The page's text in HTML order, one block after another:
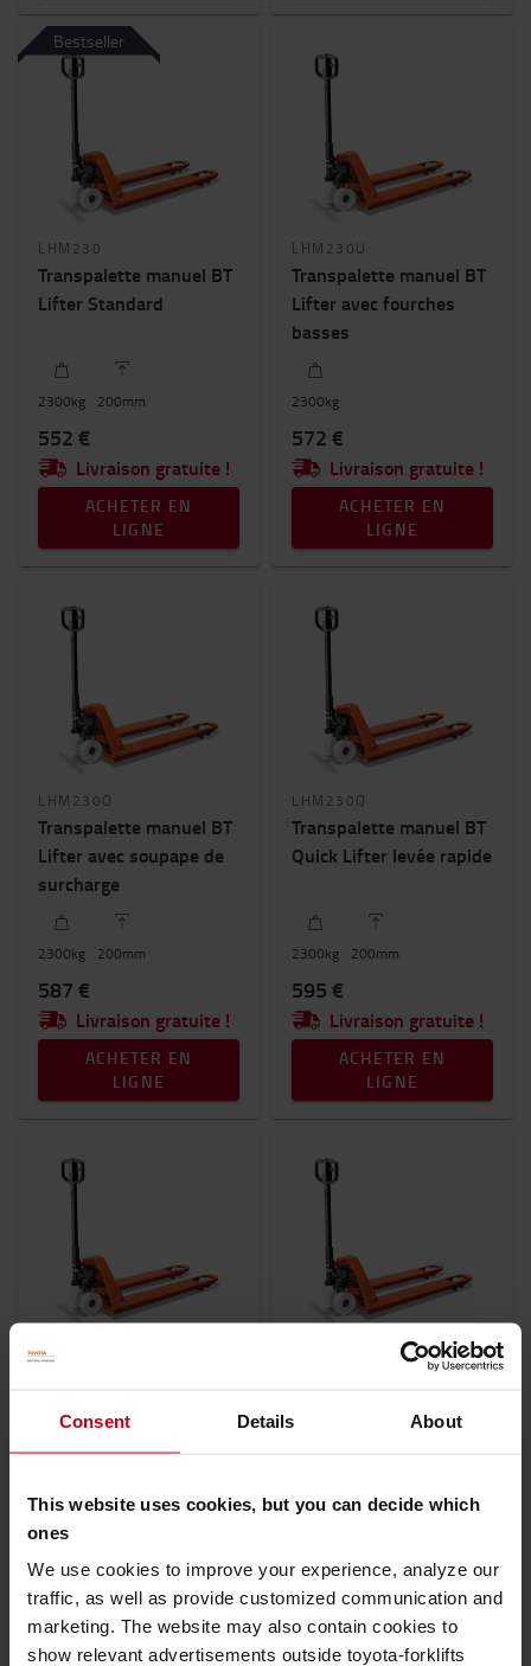
Consent Details About
This website uses cookies, but you can decide which
ones
We use cookies to improve your experience, analyze our
traffic, as well as provide customized communication and
marketing. The website may also contain cookies to
show relevant advertisements outside toyota-forklifts
Bestseller
LHM230
Transpalette manuel BT
Lifter Standard
2300kg 200mm
552 €
Livraison gratuite !
ACHETER EN
LIGNE
LHM230U
Transpalette manuel BT
Lifter avec fourches
basses
2300kg
572 €
Livraison gratuite !
ACHETER EN
LIGNE
LHM230O
Transpalette manuel BT
Lifter avec soupape de
surcharge
2300kg 200mm
587 €
Livraison gratuite !
ACHETER EN
LIGNE
LHM230Q
Transpalette manuel BT
Quick Lifter levée rapide
2300kg 200mm
595 €
Livraison gratuite !
ACHETER EN
LIGNE
LHM230QO
et soupape de
surcharge
2300
678 €
Livraison gratuite !
ACHETER EN
LIGNE
Transpalette manuel BT
environnement humide
767 €
Livraison gratuite !
ACHETER EN
LIGNE